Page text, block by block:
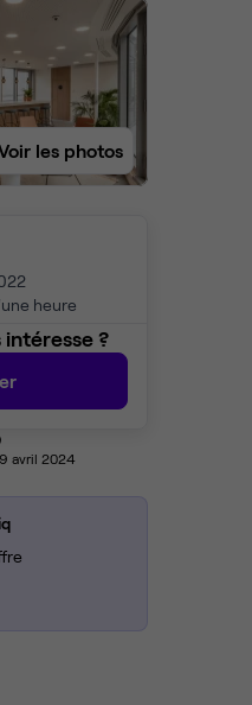
les photos
heure
?
avril 2024